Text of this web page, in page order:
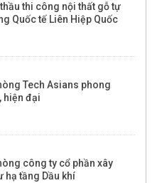
thi công nội thất gỗ tự
Quốc tế Liên Hiệp Quốc
Tech Asians phong
hiện đại
công ty cổ phần xây
hạ tầng Dầu khí